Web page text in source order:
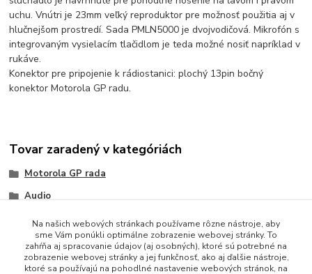
uchu. Vnútri je 23mm veľký reproduktor pre možnosť použitia aj v
hlučnejšom prostredí. Sada PMLN5000 je dvojvodičová. Mikrofón s
integrovaným vysielacím tlačidlom je teda možné nosiť napríklad v
rukáve.
Konektor pre pripojenie k rádiostanici: plochý 13pin bočný
konektor Motorola GP radu.
Tovar zaradený v kategóriách
Motorola GP rada
Audio
Na našich webových stránkach používame rôzne nástroje, aby
sme Vám ponúkli optimálne zobrazenie webovej stránky. To
zahŕňa aj spracovanie údajov (aj osobných), ktoré sú potrebné na
zobrazenie webovej stránky a jej funkčnosť, ako aj ďalšie nástroje,
ktoré sa používajú na pohodlné nastavenie webových stránok, na